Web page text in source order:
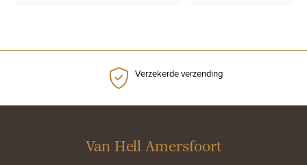
Verzekerde verzending
Van Hell Amersfoort